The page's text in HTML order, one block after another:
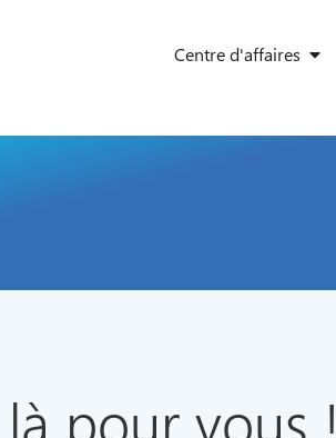
Centre d'affaires
pour vous !